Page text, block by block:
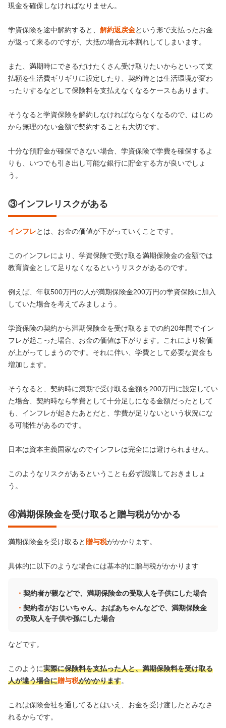
現金を確保しなければなりません。
学資保険を途中解約すると、 解約返戻金という形で支払ったお金
が返って来るのですが、大抵の場合元本割れしてしまいます。
また、満期時にできるだけたくさん受け取りたいからといって支
払額を生活費ギリギリに設定したり、契約時とは生活環境が変わ
ったりするなどして保険料を支払えなくなるケースもあります。
そうなると学資保険を解約しなければならなくなるので、はじめ
から無理のない金額で契約することも大切です。
十分な預貯金が確保できない場合、学資保険で学費を確保するよ
りも、いつでも引き出し可能な銀行に貯金する方が良いでしょ
う。
③インフレリスクがある
インフレとは、お金の価値が下がっていくことです。
このインフレにより、学資保険で受け取る満期保険金の金額では
教育資金として足りなくなるというリスクがあるのです。
例えば、年収500万円の人が満期保険金200万円の学資保険に加入
していた場合を考えてみましょう。
学資保険の契約から満期保険金を受け取るまでの約20年間でイン
フレが起こった場合、お金の価値は下がります。これにより物価
が上がってしまうのです。それに伴い、学費として必要な資金も
増加します。
そうなると、契約時に満期で受け取る金額を200万円に設定してい
た場合、契約時なら学費として十分足しになる金額だったとして
も、インフレが起きたあとだと、学費が足りないという状況にな
る可能性があるのです。
日本は資本主義国家なのでインフレは完全には避けられません。
このようなリスクがあるということも必ず認識しておきましょ
う。
④満期保険金を受け取ると贈与税がかかる
満期保険金を受け取ると 贈与税がかかります。
具体的に以下のような場合には基本的に贈与税がかかります
契約者が親などで、満期保険金の受取人を子供にした場合
契約者がおじいちゃん、おばあちゃんなどで、満期保険金
の受取人を子供や孫にした場合
などです。
このように実際に保険料を支払った人と、満期保険料を受け取る
人が違う場合に贈与税がかかります。
これは保険会社を通してるとはいえ、お金を受け渡したとみなさ
れるからです。